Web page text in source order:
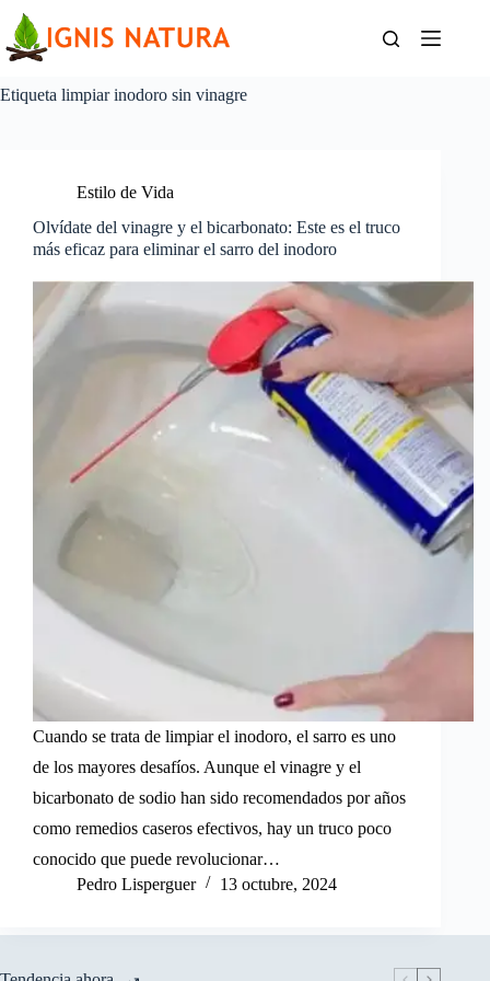
contenido
Etiqueta limpiar inodoro sin vinagre
Estilo de Vida
Olvídate del vinagre y el bicarbonato: Este es el truco
más eficaz para eliminar el sarro del inodoro
Cuando se trata de limpiar el inodoro, el sarro es uno
de los mayores desafíos. Aunque el vinagre y el
bicarbonato de sodio han sido recomendados por años
como remedios caseros efectivos, hay un truco poco
conocido que puede revolucionar…
Pedro Lisperguer
13 octubre, 2024